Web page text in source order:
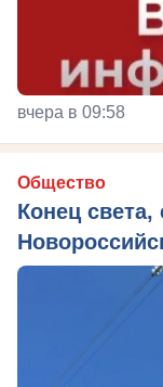
вчера в 09:58
Общество
Конец